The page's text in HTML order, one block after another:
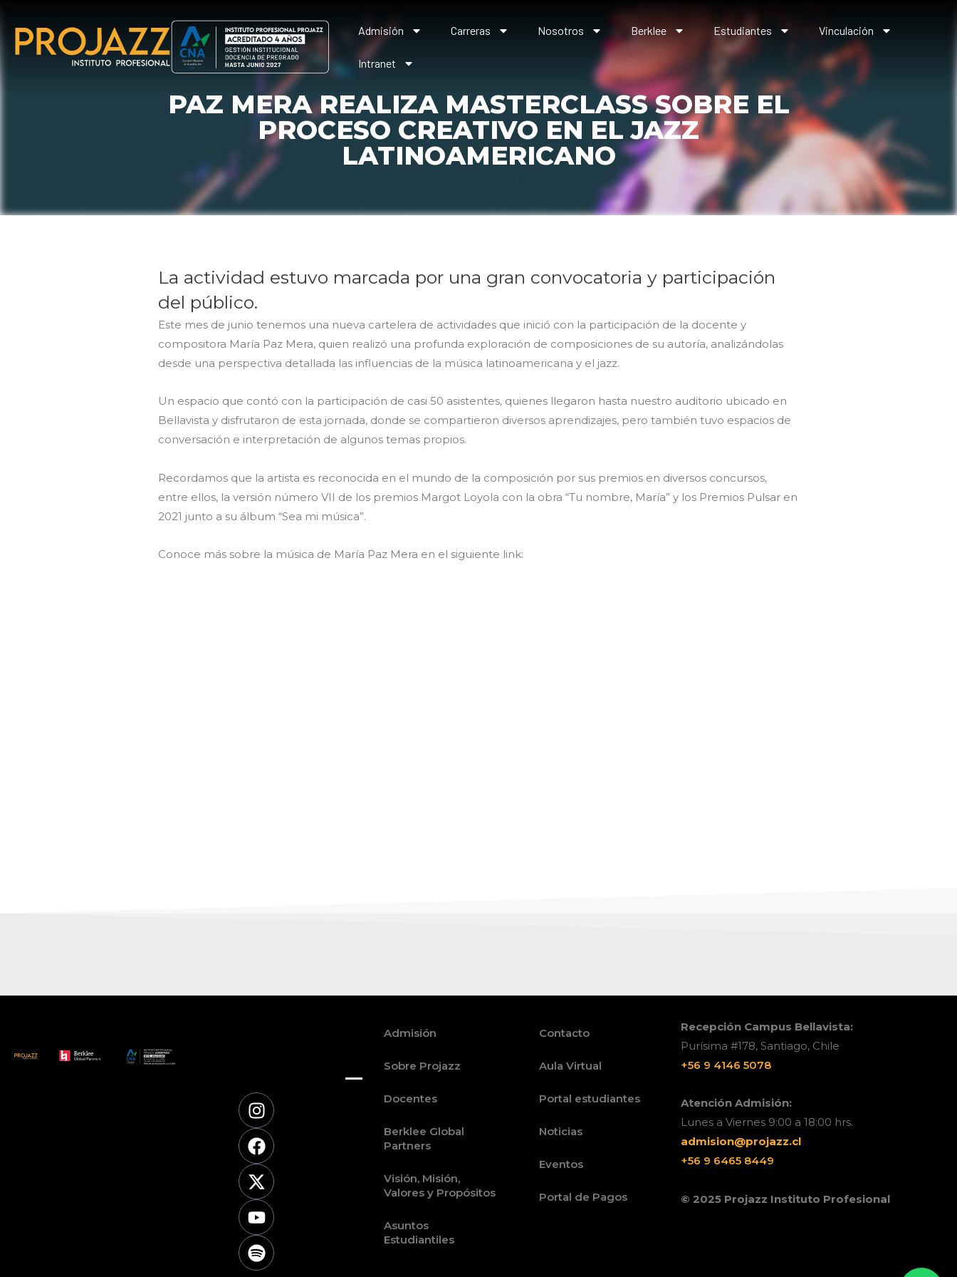
Admisión Carreras Nosotros Berklee Estudiantes Vinculación
Intranet
PAZ MERA REALIZA MASTERCLASS SOBRE EL
PROCESO CREATIVO EN EL JAZZ
LATINOAMERICANO
La actividad estuvo marcada por una gran convocatoria y participación
del público.
Este mes de junio tenemos una nueva cartelera de actividades que inició con la participación de la docente y
compositora María Paz Mera, quien realizó una profunda exploración de composiciones de su autoría, analizándolas
desde una perspectiva detallada las influencias de la música latinoamericana y el jazz.
Un espacio que contó con la participación de casi 50 asistentes, quienes llegaron hasta nuestro auditorio ubicado en
Bellavista y disfrutaron de esta jornada, donde se compartieron diversos aprendizajes, pero también tuvo espacios de
conversación e interpretación de algunos temas propios.
Recordamos que la artista es reconocida en el mundo de la composición por sus premios en diversos concursos,
entre ellos, la versión número VII de los premios Margot Loyola con la obra “Tu nombre, María” y los Premios Pulsar en
2021 junto a su álbum “Sea mi música”.
Conoce más sobre la música de María Paz Mera en el siguiente link:
Admisión
Sobre Projazz
Docentes
Berklee Global
Partners
Visión, Misión,
Valores y Propósitos
Asuntos
Estudiantiles
Contacto
Aula Virtual
Portal estudiantes
Noticias
Eventos
Portal de Pagos
Recepción Campus Bellavista:
Purísima #178, Santiago, Chile
+56 9 4146 5078
Atención Admisión:
Lunes a Viernes 9:00 a 18:00 hrs.
admision@projazz.cl
+56 9 6465 8449
© 2025 Projazz Instituto Profesional